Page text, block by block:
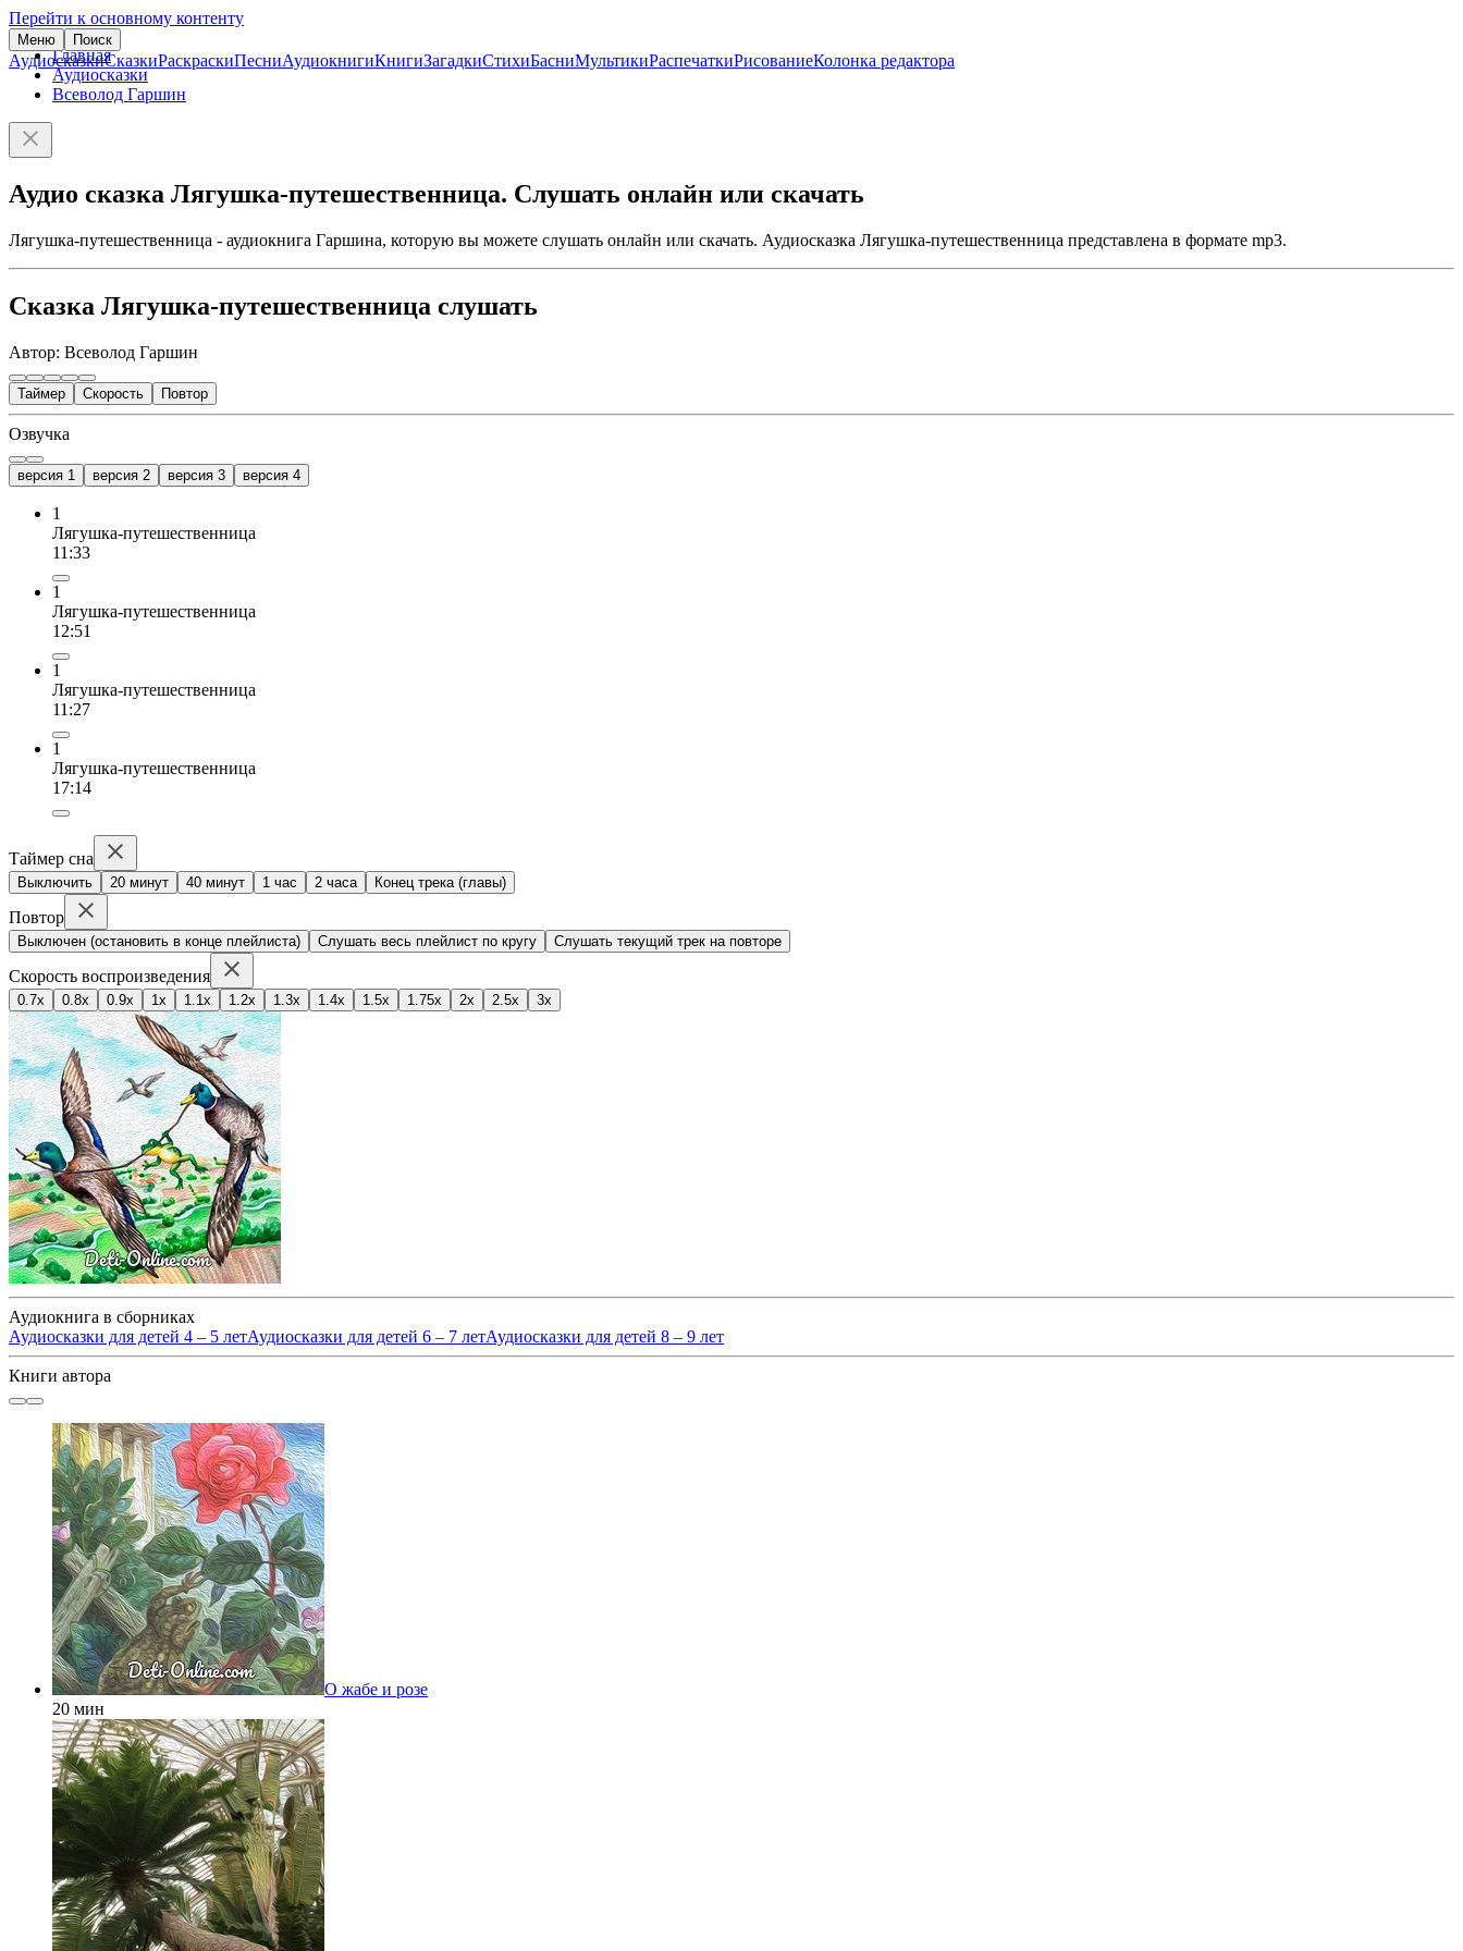
Перейти к основному контенту
Меню Поиск
АудиосказкиСказкиРаскраскиПесниАудиокнигиКнигиЗагадкиСтихиБасниМультикиРаспечаткиРисованиеКолонка редактора
Главная
Аудиосказки
Всеволод Гаршин
Аудио сказка Лягушка-путешественница. Слушать онлайн или скачать
Лягушка-путешественница - аудиокнига Гаршина, которую вы можете слушать онлайн или скачать. Аудиосказка Лягушка-путешественница представлена в формате mp3.
Сказка Лягушка-путешественница слушать
Автор: Всеволод Гаршин
Таймер Скорость Повтор
Озвучка
версия 1 версия 2 версия 3 версия 4
1
Лягушка-путешественница
11:33
1
Лягушка-путешественница
12:51
1
Лягушка-путешественница
11:27
1
Лягушка-путешественница
17:14
Таймер сна
Выключить 20 минут 40 минут 1 час 2 часа Конец трека (главы)
Повтор
Выключен (остановить в конце плейлиста) Слушать весь плейлист по кругу Слушать текущий трек на повторе
Скорость воспроизведения
0.7x 0.8x 0.9x 1x 1.1x 1.2x 1.3x 1.4x 1.5x 1.75x 2x 2.5x 3x
Аудиокнига в сборниках
Аудиосказки для детей 4 – 5 летАудиосказки для детей 6 – 7 летАудиосказки для детей 8 – 9 лет
Книги автора
О жабе и розе
20 мин